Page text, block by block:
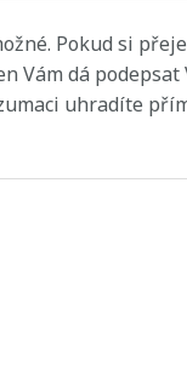
Pokud si
Vám dá
uhradíte